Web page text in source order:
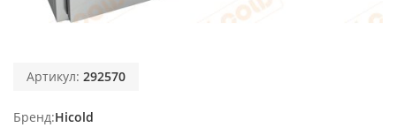
Артикул: 292570
Бренд Hicold